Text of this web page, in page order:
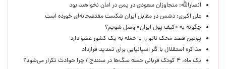
انصارالله: متجاوزان سعودی در یمن در امان نخواهند بود
علی اکبری: دشمن در مقابل ایران شکست مفتضحانه‌ای خورده است
چگونه به «کیف پول ایران» وصل شویم؟
پوتین قصد محک ناتو را با حمله به یک کشور عضو دارد
مذاکره استقلال با گلر اسپانیایی برای تمدید قرارداد
یک ماه، ۴ کودک قربانی حمله سگ‌ها در سنندج / چرا حوادث تکرار می‌شود؟